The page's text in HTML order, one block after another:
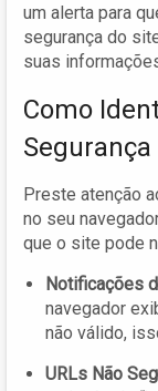
um alerta para
segurança do
suas
Como
Preste atenção
no seu
que o site pode
Notificações
navegador
não válido,
URLs Não